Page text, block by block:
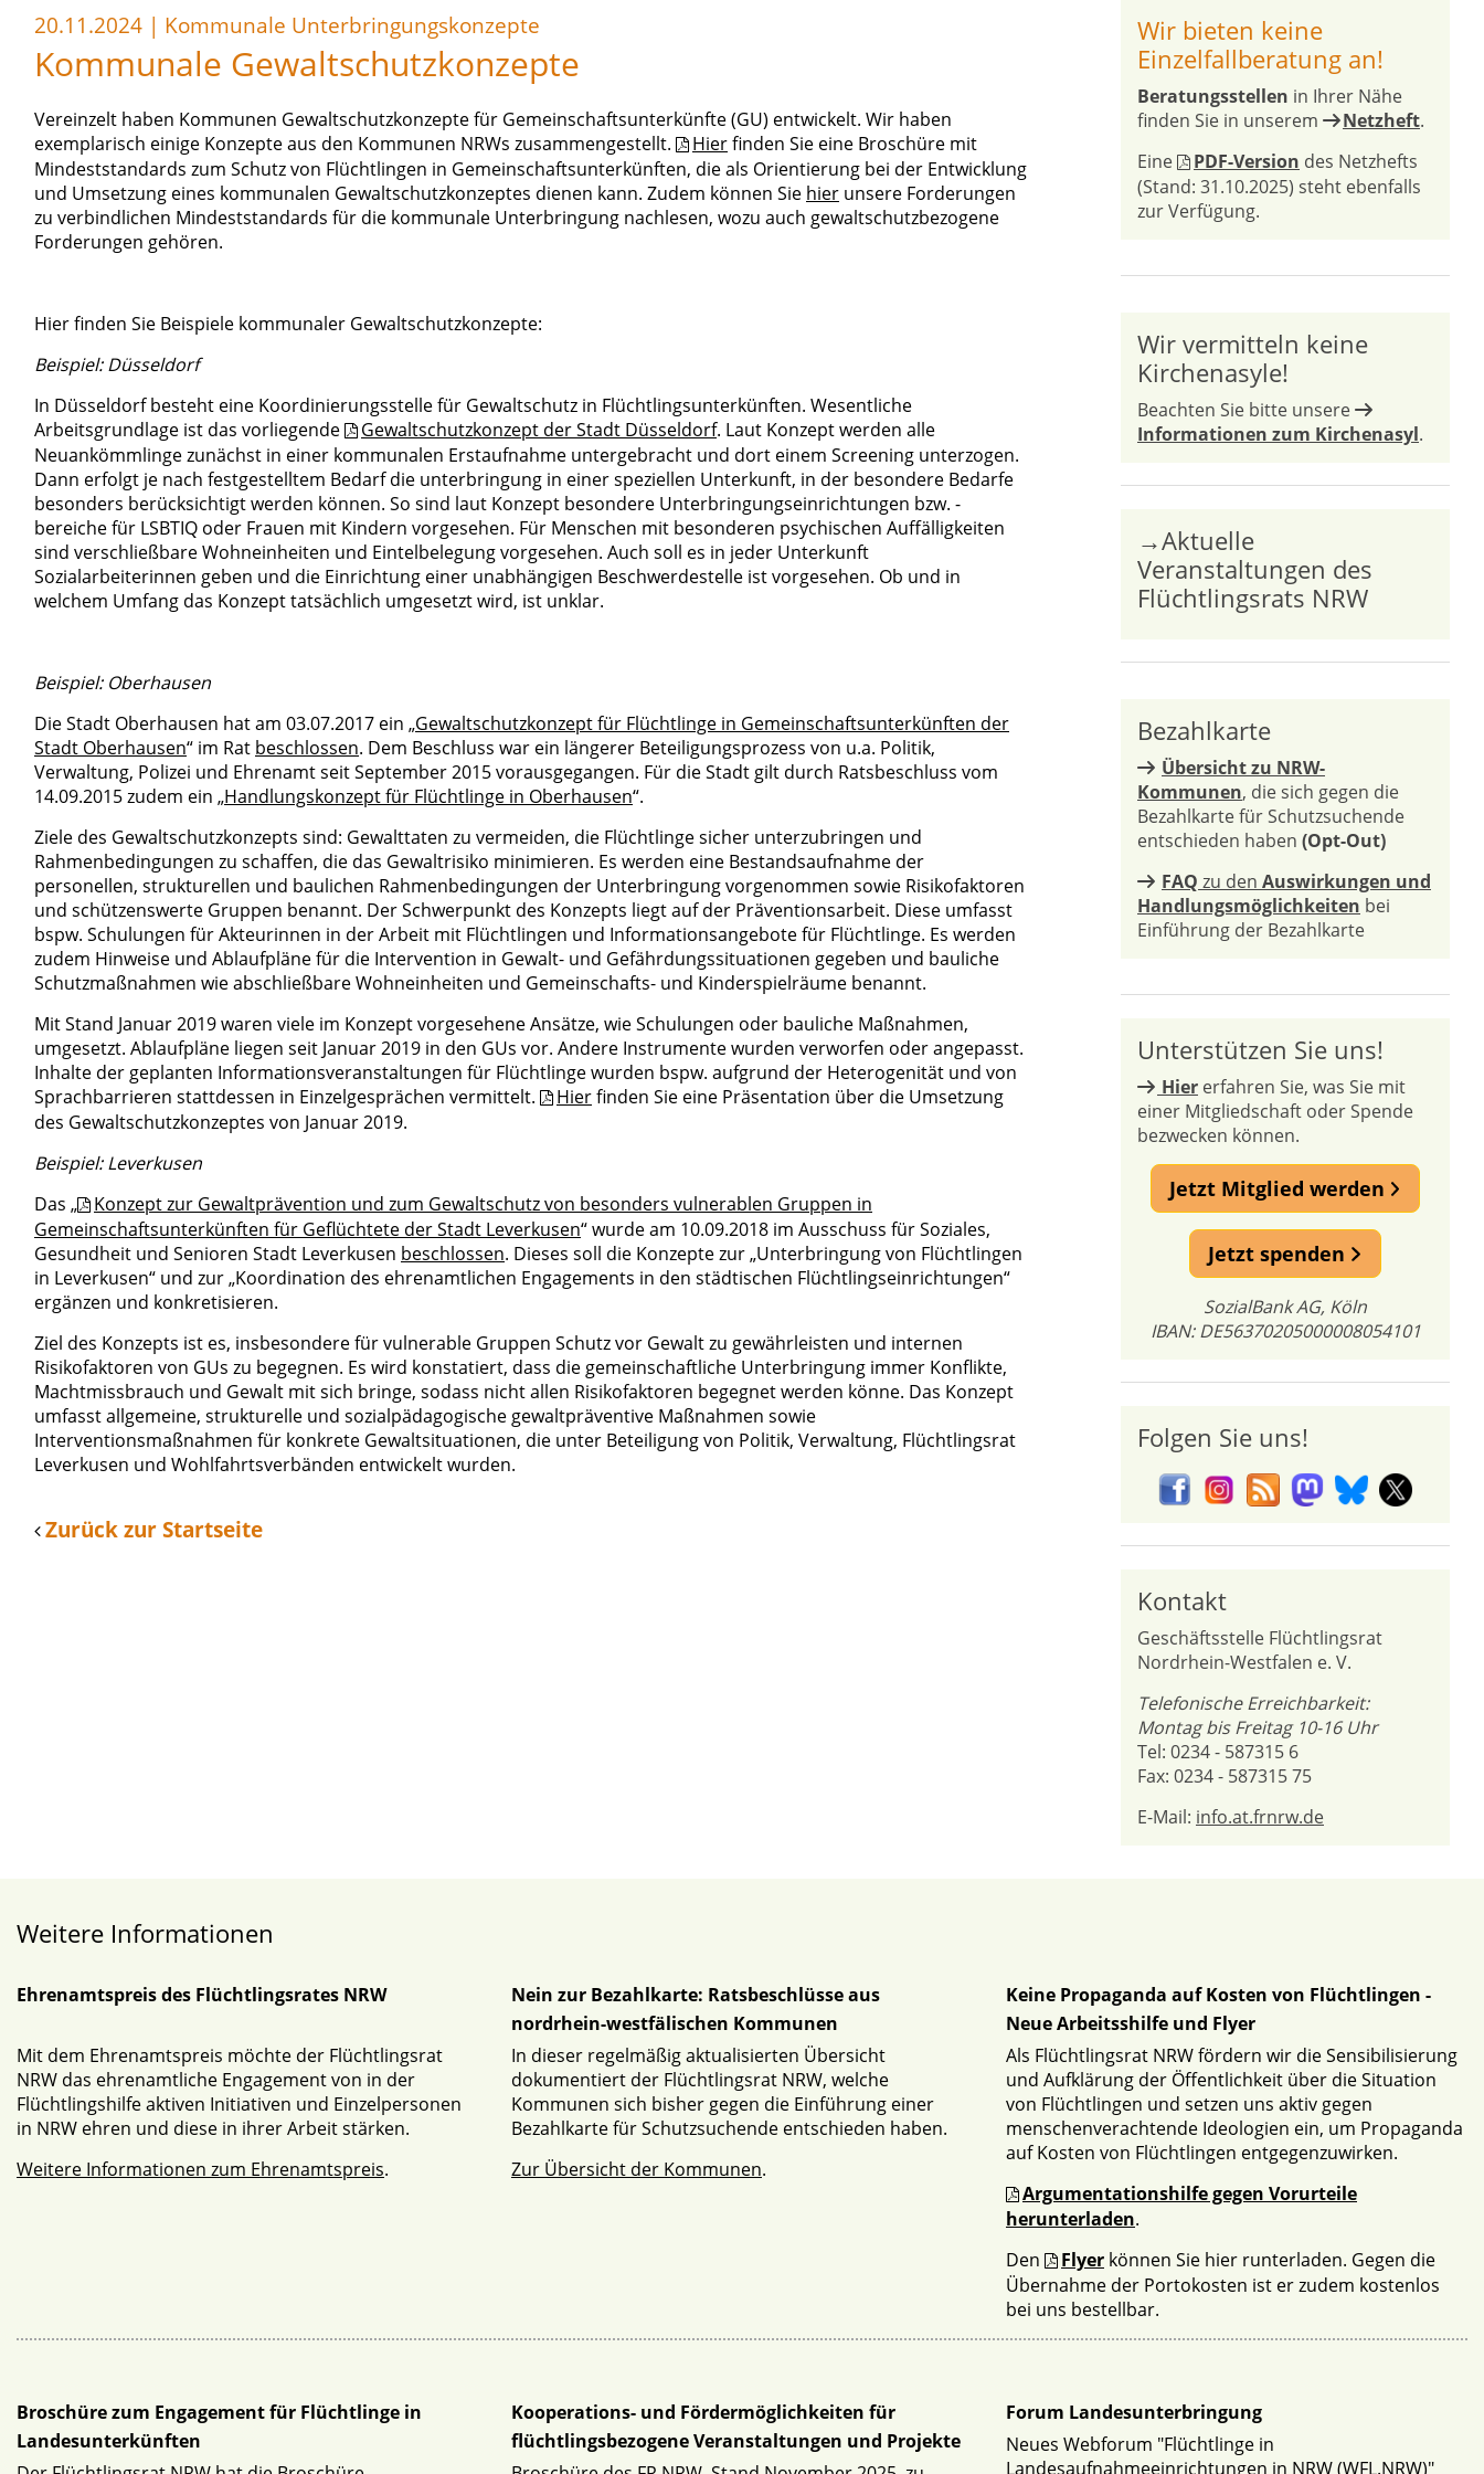
20.11.2024 | Kommunale Unterbringungskonzepte
Kommunale Gewaltschutzkonzepte
Vereinzelt haben Kommunen Gewaltschutzkonzepte für Gemeinschaftsunterkünfte (GU) entwickelt. Wir haben
exemplarisch einige Konzepte aus den Kommunen NRWs zusammengestellt.
Hierfinden Sie eine Broschüre mit
Mindeststandards zum Schutz von Flüchtlingen in Gemeinschaftsunterkünften, die als Orientierung bei der Entwicklung
und Umsetzung eines kommunalen Gewaltschutzkonzeptes dienen kann. Zudem können Sie hier unsere Forderungen
zu verbindlichen Mindeststandards für die kommunale Unterbringung nachlesen, wozu auch gewaltschutzbezogene
Forderungen gehören.
Hier finden Sie Beispiele kommunaler Gewaltschutzkonzepte:
Beispiel: Düsseldorf
In Düsseldorf besteht eine Koordinierungsstelle für Gewaltschutz in Flüchtlingsunterkünften. Wesentliche
Arbeitsgrundlage ist das vorliegende
Gewaltschutzkonzept der Stadt Düsseldorf. Laut Konzept werden alle
Neuankömmlinge zunächst in einer kommunalen Erstaufnahme untergebracht und dort einem Screening unterzogen.
Dann erfolgt je nach festgestelltem Bedarf die unterbringung in einer speziellen Unterkunft, in der besondere Bedarfe
besonders berücksichtigt werden können. So sind laut Konzept besondere Unterbringungseinrichtungen bzw. -
bereiche für LSBTIQ oder Frauen mit Kindern vorgesehen. Für Menschen mit besonderen psychischen Auffälligkeiten
sind verschließbare Wohneinheiten und Eintelbelegung vorgesehen. Auch soll es in jeder Unterkunft
Sozialarbeiterinnen geben und die Einrichtung einer unabhängigen Beschwerdestelle ist vorgesehen. Ob und in
welchem Umfang das Konzept tatsächlich umgesetzt wird, ist unklar.
Beispiel: Oberhausen
Die Stadt Oberhausen hat am 03.07.2017 ein „Gewaltschutzkonzept für Flüchtlinge in Gemeinschaftsunterkünften der
Stadt Oberhausen“ im Rat beschlossen. Dem Beschluss war ein längerer Beteiligungsprozess von u.a. Politik,
Verwaltung, Polizei und Ehrenamt seit September 2015 vorausgegangen. Für die Stadt gilt durch Ratsbeschluss vom
14.09.2015 zudem ein „Handlungskonzept für Flüchtlinge in Oberhausen“.
Ziele des Gewaltschutzkonzepts sind: Gewalttaten zu vermeiden, die Flüchtlinge sicher unterzubringen und
Rahmenbedingungen zu schaffen, die das Gewaltrisiko minimieren. Es werden eine Bestandsaufnahme der
personellen, strukturellen und baulichen Rahmenbedingungen der Unterbringung vorgenommen sowie Risikofaktoren
und schützenswerte Gruppen benannt. Der Schwerpunkt des Konzepts liegt auf der Präventionsarbeit. Diese umfasst
bspw. Schulungen für Akteurinnen in der Arbeit mit Flüchtlingen und Informationsangebote für Flüchtlinge. Es werden
zudem Hinweise und Ablaufpläne für die Intervention in Gewalt- und Gefährdungssituationen gegeben und bauliche
Schutzmaßnahmen wie abschließbare Wohneinheiten und Gemeinschafts- und Kinderspielräume benannt.
Mit Stand Januar 2019 waren viele im Konzept vorgesehene Ansätze, wie Schulungen oder bauliche Maßnahmen,
umgesetzt. Ablaufpläne liegen seit Januar 2019 in den GUs vor. Andere Instrumente wurden verworfen oder angepasst.
Inhalte der geplanten Informationsveranstaltungen für Flüchtlinge wurden bspw. aufgrund der Heterogenität und von
Sprachbarrieren stattdessen in Einzelgesprächen vermittelt.
Hierfinden Sie eine Präsentation über die Umsetzung
des Gewaltschutzkonzeptes von Januar 2019.
Beispiel: Leverkusen
Das „
Konzept zur Gewaltprävention und zum Gewaltschutz von besonders vulnerablen Gruppen in
Gemeinschaftsunterkünften für Geflüchtete der Stadt Leverkusen“ wurde am 10.09.2018 im Ausschuss für Soziales,
Gesundheit und Senioren Stadt Leverkusen beschlossen. Dieses soll die Konzepte zur „Unterbringung von Flüchtlingen
in Leverkusen“ und zur „Koordination des ehrenamtlichen Engagements in den städtischen Flüchtlingseinrichtungen“
ergänzen und konkretisieren.
Ziel des Konzepts ist es, insbesondere für vulnerable Gruppen Schutz vor Gewalt zu gewährleisten und internen
Risikofaktoren von GUs zu begegnen. Es wird konstatiert, dass die gemeinschaftliche Unterbringung immer Konflikte,
Machtmissbrauch und Gewalt mit sich bringe, sodass nicht allen Risikofaktoren begegnet werden könne. Das Konzept
umfasst allgemeine, strukturelle und sozialpädagogische gewaltpräventive Maßnahmen sowie
Interventionsmaßnahmen für konkrete Gewaltsituationen, die unter Beteiligung von Politik, Verwaltung, Flüchtlingsrat
Leverkusen und Wohlfahrtsverbänden entwickelt wurden.
Zurück zur Startseite
Wir bieten keine
Einzelfallberatung an!
Beratungsstellen in Ihrer Nähe
finden Sie in unserem
Netzheft.
Eine
PDF-Version des Netzhefts
(Stand: 31.10.2025) steht ebenfalls
zur Verfügung.
Wir vermitteln keine
Kirchenasyle!
Beachten Sie bitte unsere
Informationen zum Kirchenasyl.
→Aktuelle
Veranstaltungen des
Flüchtlingsrats NRW
Bezahlkarte
Übersicht zu NRW-
Kommunen, die sich gegen die
Bezahlkarte für Schutzsuchende
entschieden haben (Opt-Out)
FAQ zu den Auswirkungen und
Handlungsmöglichkeiten bei
Einführung der Bezahlkarte
Unterstützen Sie uns!
Hier erfahren Sie, was Sie mit
einer Mitgliedschaft oder Spende
bezwecken können.
Jetzt Mitglied werden
Jetzt spenden
SozialBank AG, Köln
IBAN: DE56370205000008054101
Folgen Sie uns!
Kontakt
Geschäftsstelle Flüchtlingsrat
Nordrhein-Westfalen e. V.
Telefonische Erreichbarkeit:
Montag bis Freitag 10-16 Uhr
Tel: 0234 - 587315 6
Fax: 0234 - 587315 75
E-Mail: info.at.frnrw.de
Weitere Informationen
Ehrenamtspreis des Flüchtlingsrates NRW
Mit dem Ehrenamtspreis möchte der Flüchtlingsrat
NRW das ehrenamtliche Engagement von in der
Flüchtlingshilfe aktiven Initiativen und Einzelpersonen
in NRW ehren und diese in ihrer Arbeit stärken.
Weitere Informationen zum Ehrenamtspreis.
Nein zur Bezahlkarte: Ratsbeschlüsse aus
nordrhein-westfälischen Kommunen
In dieser regelmäßig aktualisierten Übersicht
dokumentiert der Flüchtlingsrat NRW, welche
Kommunen sich bisher gegen die Einführung einer
Bezahlkarte für Schutzsuchende entschieden haben.
Zur Übersicht der Kommunen.
Keine Propaganda auf Kosten von Flüchtlingen -
Neue Arbeitsshilfe und Flyer
Als Flüchtlingsrat NRW fördern wir die Sensibilisierung
und Aufklärung der Öffentlichkeit über die Situation
von Flüchtlingen und setzen uns aktiv gegen
menschenverachtende Ideologien ein, um Propaganda
auf Kosten von Flüchtlingen entgegenzuwirken.
Argumentationshilfe gegen Vorurteile
herunterladen.
Den
Flyer können Sie hier runterladen. Gegen die
Übernahme der Portokosten ist er zudem kostenlos
bei uns bestellbar.
Broschüre zum Engagement für Flüchtlinge in
Landesunterkünften
Kooperations- und Fördermöglichkeiten für
flüchtlingsbezogene Veranstaltungen und Projekte
Forum Landesunterbringung
Neues Webforum "Flüchtlinge in
Landesaufnahmeeinrichtungen in NRW (WFL.NRW)"